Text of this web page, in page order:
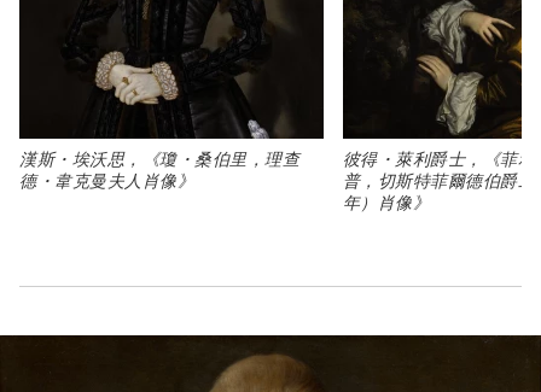
Type: art
漢斯・埃沃思，《瓊・桑伯里，理查
德・韋克曼夫人肖像》
Type: art
彼得・萊利爵士，《菲
普，切斯特菲爾德伯爵二
年）肖像》